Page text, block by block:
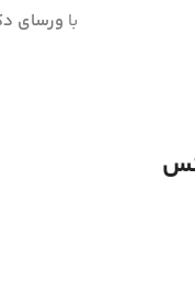
با ورسای